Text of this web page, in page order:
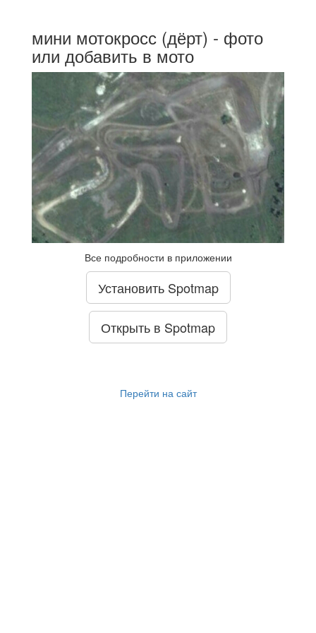
мини мотокросс (дёрт) - фото
или добавить в мото
Все подробности в приложении
Установить Spotmap
Открыть в Spotmap
Перейти на сайт